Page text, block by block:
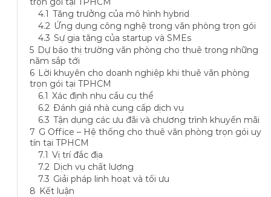
4.1 Tăng trưởng của mô hình hybrid
4.2 Ứng dụng công nghệ trong văn phòng trọn gói
4.3 Sự gia tăng của startup và SMEs
5 Dự báo thị trường văn phòng cho thuê trong những
năm sắp tới
6 Lời khuyên cho doanh nghiệp khi thuê văn phòng
trọn gói tại TPHCM
6.1 Xác định nhu cầu cụ thể
6.2 Đánh giá nhà cung cấp dịch vụ
6.3 Tận dụng các ưu đãi và chương trình khuyến mãi
7 G Office – Hệ thống cho thuê văn phòng trọn gói uy
tín tại TPHCM
7.1 Vị trí đắc địa
7.2 Dịch vụ chất lượng
7.3 Giải pháp linh hoạt và tối ưu
8 Kết luận